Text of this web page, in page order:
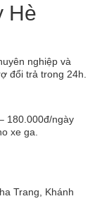
Hè
nghiệp và
đổi trả trong 24h.
180.000đ/ngày
xe ga.
Trang, Khánh